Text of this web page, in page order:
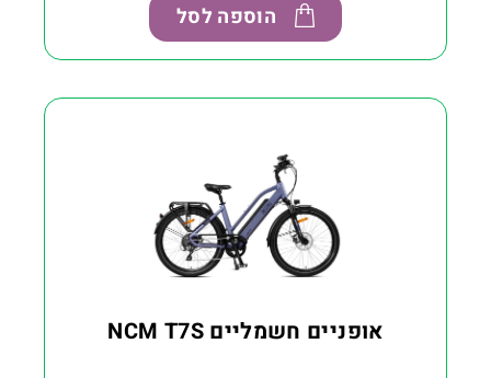
הוספה לסל
אופניים חשמליים NCM T7S